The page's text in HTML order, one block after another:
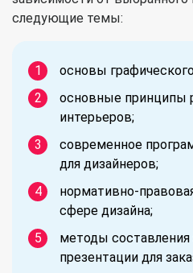
следующие темы:
основы
основные принципы
интерьеров;
современное
для дизайнеров;
нормативно-
сфере дизайна;
методы
презентации для